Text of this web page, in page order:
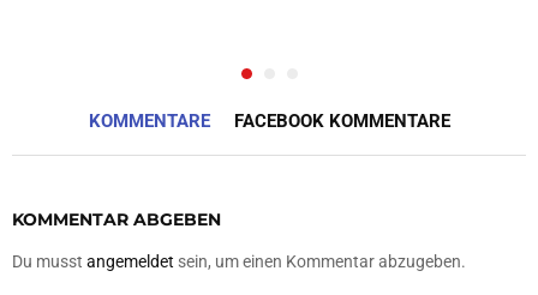
KOMMENTARE FACEBOOK KOMMENTARE
KOMMENTAR ABGEBEN
Du musst angemeldet sein, um einen Kommentar abzugeben.